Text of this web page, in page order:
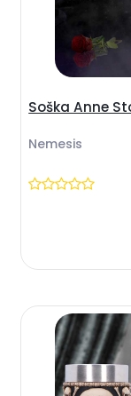
Soška Anne
Nemesis